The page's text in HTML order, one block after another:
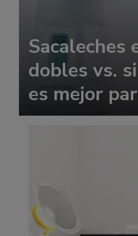
Sacaleches
dobles vs.
es mejor